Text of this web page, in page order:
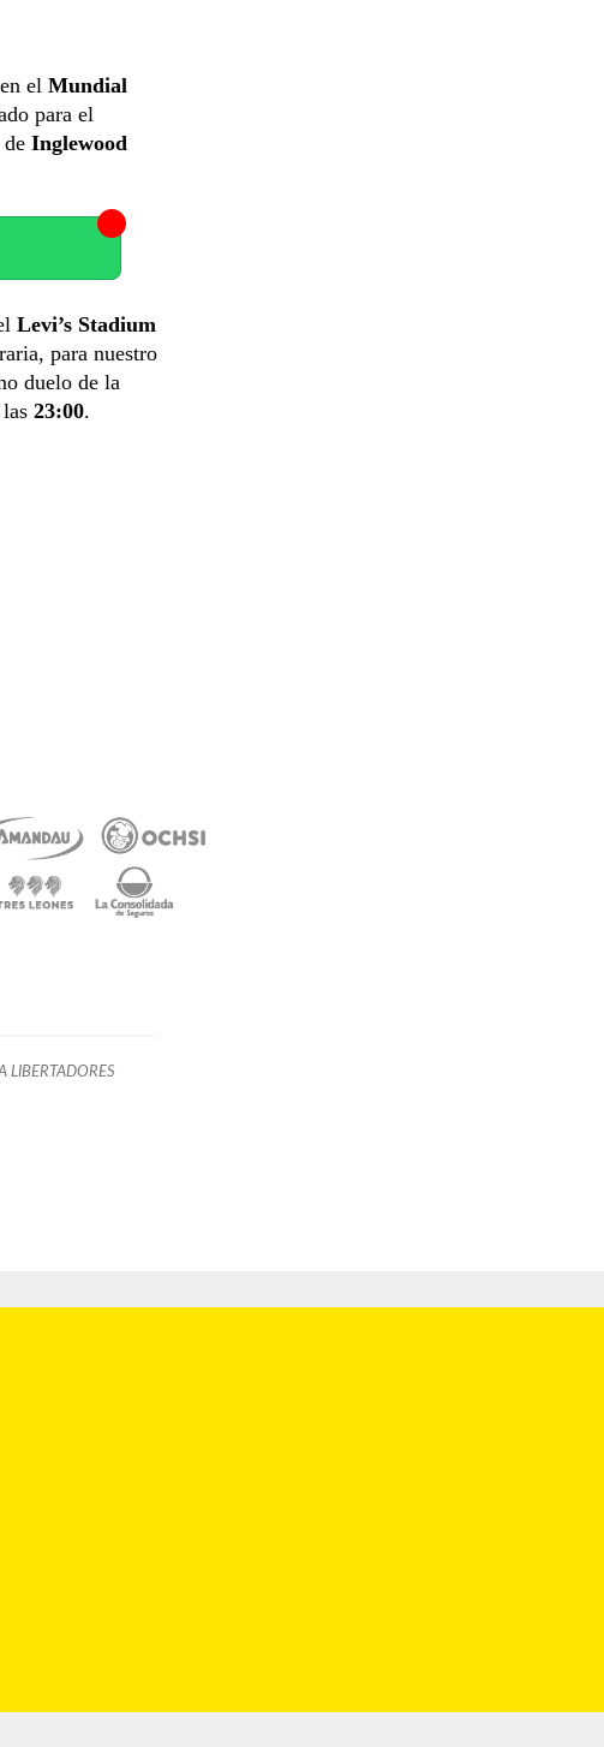
en el Mundial
para el
de Inglewood
Levi’s Stadium
para nuestro
duelo de la
23:00.
LIBERTADORES